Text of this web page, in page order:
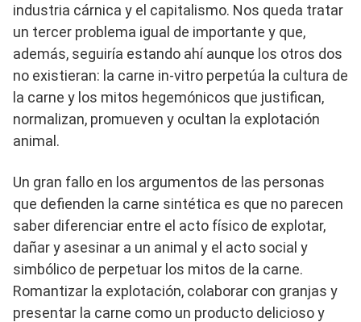
industria cárnica y el capitalismo. Nos queda tratar
un tercer problema igual de importante y que,
además, seguiría estando ahí aunque los otros dos
no existieran: la carne in-vitro perpetúa la cultura de
la carne y los mitos hegemónicos que justifican,
normalizan, promueven y ocultan la explotación
animal.
Un gran fallo en los argumentos de las personas
que defienden la carne sintética es que no parecen
saber diferenciar entre el acto físico de explotar,
dañar y asesinar a un animal y el acto social y
simbólico de perpetuar los mitos de la carne.
Romantizar la explotación, colaborar con granjas y
presentar la carne como un producto delicioso y